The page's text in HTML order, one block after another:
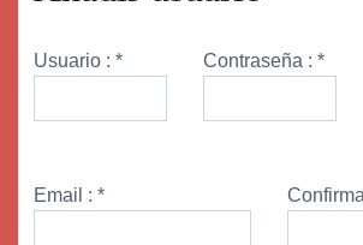
Usuario : * Contraseña : *
Email : *